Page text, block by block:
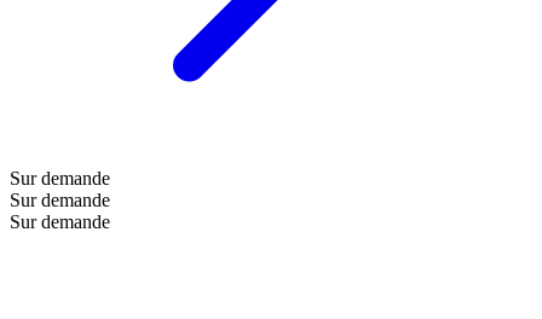
Sur demande
Sur demande
Sur demande